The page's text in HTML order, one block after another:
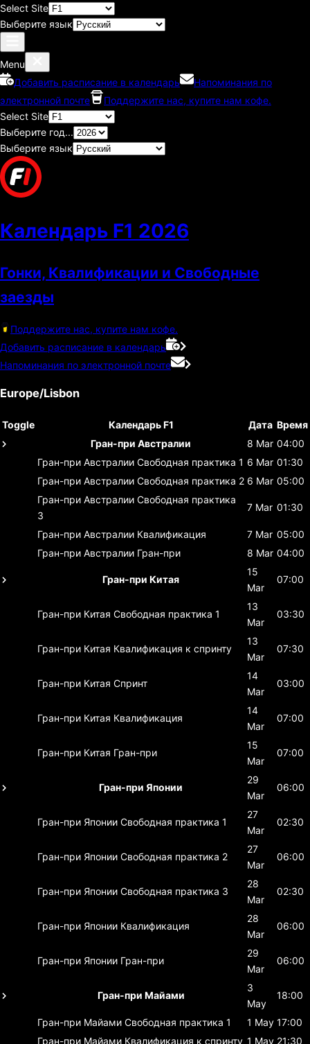
Select Site
Выберите язык
Menu
Добавить расписание в календарь
Напоминания по
электронной почте
Поддержите нас, купите нам кофе.
Select Site
Выберите год...
Выберите язык
Календарь F1 2026
Гонки, Квалификации и Свободные
заезды
Поддержите нас, купите нам кофе.
Добавить расписание в календарь
Напоминания по электронной почте
Europe/Lisbon
Toggle Календарь F1 Дата Время
Гран-при Австралии
8 Mar 04:00
Гран-при Австралии Свободная практика 1 6 Mar 01:30
Гран-при Австралии Свободная практика 2 6 Mar 05:00
Гран-при Австралии Свободная практика
3
7 Mar 01:30
Гран-при Австралии Квалификация 7 Mar 05:00
Гран-при Австралии Гран-при 8 Mar 04:00
Гран-при Китая
15
Mar
07:00
Гран-при Китая Свободная практика 1
13
Mar
03:30
Гран-при Китая Квалификация к спринту
13
Mar
07:30
Гран-при Китая Спринт
14
Mar
03:00
Гран-при Китая Квалификация
14
Mar
07:00
Гран-при Китая Гран-при
15
Mar
07:00
Гран-при Японии
29
Mar
06:00
Гран-при Японии Свободная практика 1
27
Mar
02:30
Гран-при Японии Свободная практика 2
27
Mar
06:00
Гран-при Японии Свободная практика 3
28
Mar
02:30
Гран-при Японии Квалификация
28
Mar
06:00
Гран-при Японии Гран-при
29
Mar
06:00
Гран-при Майами
3
May
18:00
Гран-при Майами Свободная практика 1 1 May 17:00
Гран-при Майами Квалификация к спринту 1 May 21:30